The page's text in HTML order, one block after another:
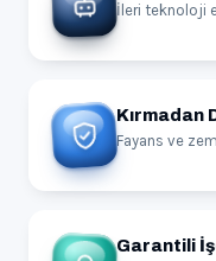
İleri teknoloji
Kırmadan
Fayans ve
Garantili